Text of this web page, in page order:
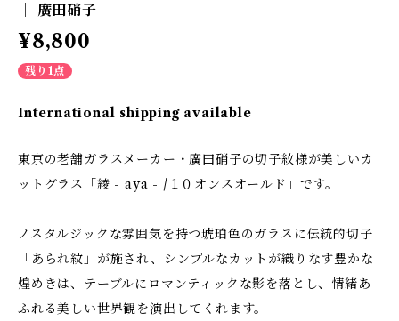
｜ 廣田硝子
¥8,800
残り1点
International shipping available
東京の老舗ガラスメーカー・廣田硝子の切子紋様が美しいカ
ットグラス「綾 - aya - /１０オンスオールド」です。
ノスタルジックな雰囲気を持つ琥珀色のガラスに伝統的切子
「あられ紋」が施され、シンプルなカットが織りなす豊かな
煌めきは、テーブルにロマンティックな影を落とし、情緒あ
ふれる美しい世界観を演出してくれます。